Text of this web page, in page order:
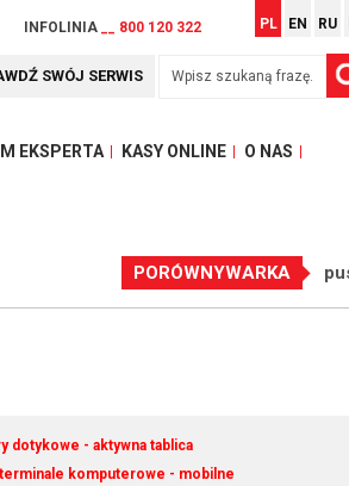
INFOLINIA __ 800 120 322 PL EN RU
SWÓJ SERWIS
EKSPERTA KASY ONLINE O NAS
PORÓWNYWARKA
dotykowe - aktywna tablica
terminale komputerowe - mobilne